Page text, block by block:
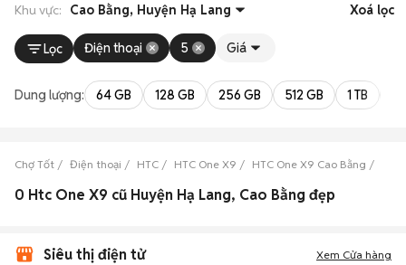
Khu vực: Cao Bằng, Huyện Hạ Lang Xoá lọc
Lọc Điện thoại 5 Giá
Dung lượng: 64 GB 128 GB 256 GB 512 GB 1 TB
Chợ Tốt Điện thoại HTC HTC One X9 HTC One X9 Cao Bằng
0 Htc One X9 cũ Huyện Hạ Lang, Cao Bằng đẹp
Siêu thị điện tử Xem Cửa hàng